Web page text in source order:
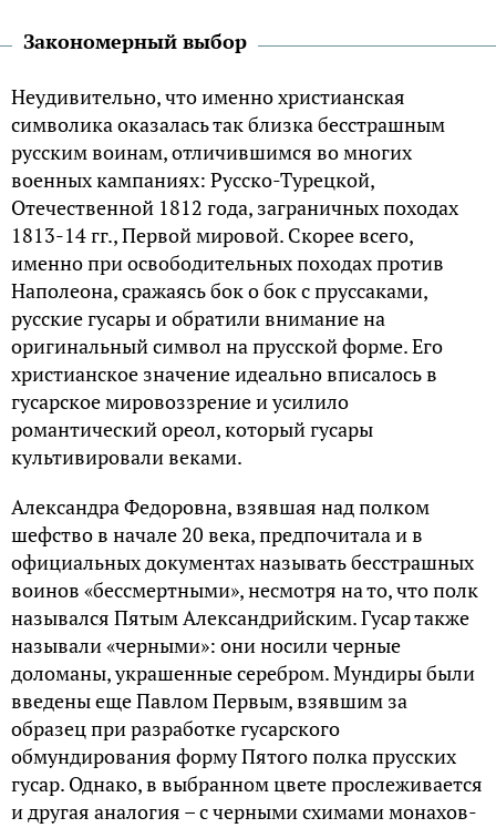
Закономерный выбор
Неудивительно, что именно христианская
символика оказалась так близка бесстрашным
русским воинам, отличившимся во многих
военных кампаниях: Русско-Турецкой,
Отечественной 1812 года, заграничных походах
1813-14 гг., Первой мировой. Скорее всего,
именно при освободительных походах против
Наполеона, сражаясь бок о бок с пруссаками,
русские гусары и обратили внимание на
оригинальный символ на прусской форме. Его
христианское значение идеально вписалось в
гусарское мировоззрение и усилило
романтический ореол, который гусары
культивировали веками.
Александра Федоровна, взявшая над полком
шефство в начале 20 века, предпочитала и в
официальных документах называть бесстрашных
воинов «бессмертными», несмотря на то, что полк
назывался Пятым Александрийским. Гусар также
называли «черными»: они носили черные
доломаны, украшенные серебром. Мундиры были
введены еще Павлом Первым, взявшим за
образец при разработке гусарского
обмундирования форму Пятого полка прусских
гусар. Однако, в выбранном цвете прослеживается
и другая аналогия – с черными схимами монахов-